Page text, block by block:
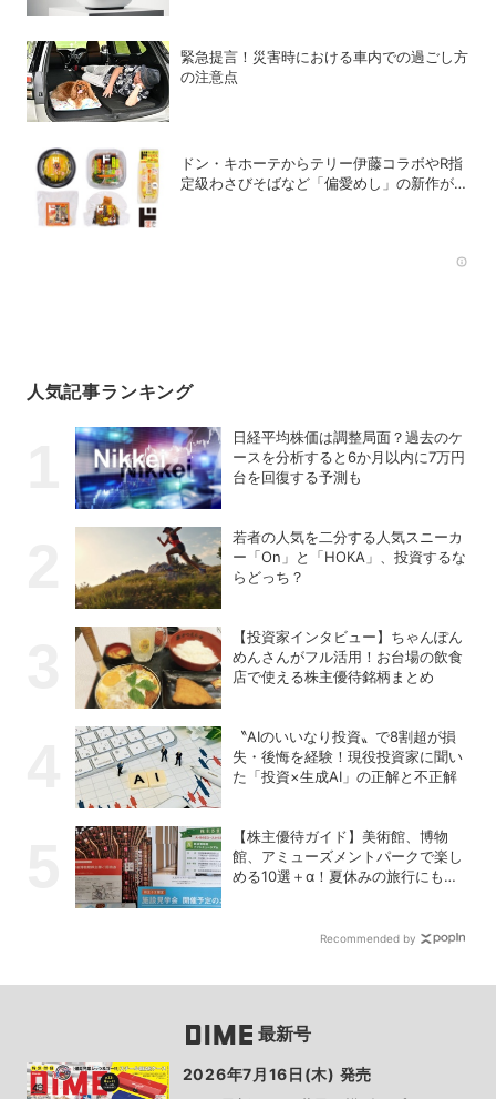
緊急提言！災害時における車内での過ごし方
の注意点
ドン・キホーテからテリー伊藤コラボやR指
定級わさびそばなど「偏愛めし」の新作が
人気記事ランキング
日経平均株価は調整局面？過去のケ
ースを分析すると6か月以内に7万円
台を回復する予測も
若者の人気を二分する人気スニーカ
ー「On」と「HOKA」、投資するな
らどっち？
【投資家インタビュー】ちゃんぽん
めんさんがフル活用！お台場の飲食
店で使える株主優待銘柄まとめ
〝AIのいいなり投資〟で8割超が損
失・後悔を経験！現役投資家に聞い
た「投資×生成AI」の正解と不正解
【株主優待ガイド】美術館、博物
館、アミューズメントパークで楽し
める10選＋α！夏休みの旅行にも使
Recommended by
最新号
2026年7月16日(木) 発売